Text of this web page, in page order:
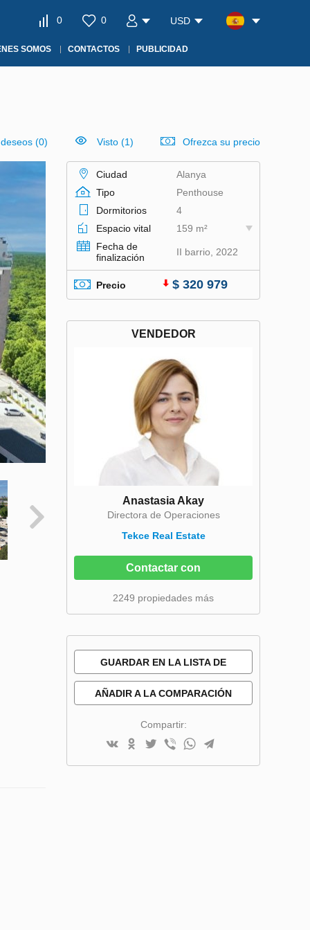
0 0 USD
SOMOS CONTACTOS PUBLICIDAD
(0) Visto (1) Ofrezca su precio
Ciudad
Alanya
Tipo
Penthouse
Dormitorios
4
Espacio vital
159 m²
Fecha de
finalización
II barrio, 2022
Precio $ 320 979
VENDEDOR
Anastasia Akay
Directora de Operaciones
Tekce Real Estate
Contactar con
2249 propiedades más
GUARDAR EN LA LISTA DE
AÑADIR A LA COMPARACIÓN
Compartir: